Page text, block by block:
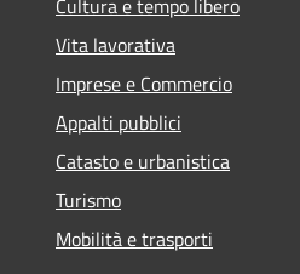
Cultura e tempo libero
Vita lavorativa
Imprese e Commercio
Appalti pubblici
Catasto e urbanistica
Turismo
Mobilità e trasporti